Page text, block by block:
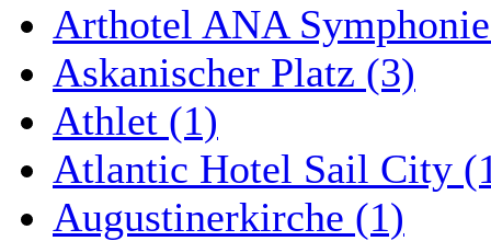
Arthotel ANA
Askanischer Platz (3)
Athlet (1)
Atlantic Hotel Sail City
Augustinerkirche (1)